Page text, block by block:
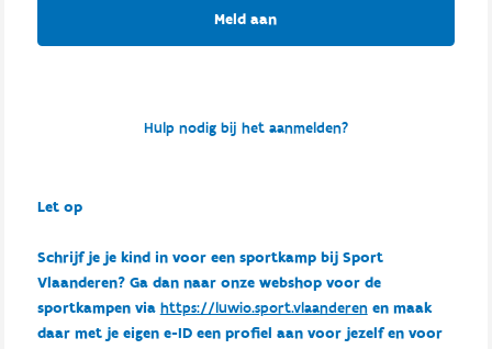
Meld aan
Hulp nodig bij het aanmelden?
Let op
Schrijf je je kind in voor een sportkamp bij Sport
Vlaanderen? Ga dan naar onze webshop voor de
sportkampen via https://luwio.sport.vlaanderenen maak
daar met je eigen e-ID een profiel aan voor jezelf en voor